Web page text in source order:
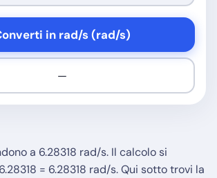
in rad/s (rad/s)
—
a 6.28318 rad/s. Il calcolo si
= 6.28318 rad/s. Qui sotto trovi la